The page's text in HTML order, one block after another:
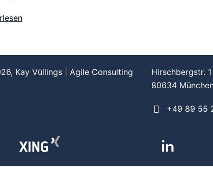
Kay Vüllings | Agile Consulting
Hirschbergstr. 1
80634
+49 89 55